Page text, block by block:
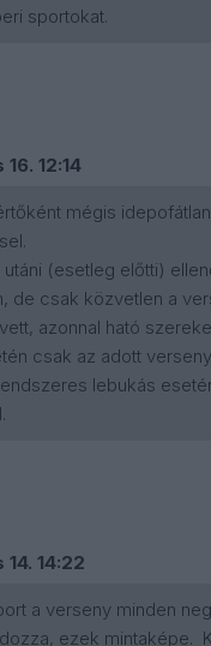
sportokat.
12:14
mégis
(esetleg előtti)
de csak közvetlen a
azonnal ható
csak az adott
lebukás
14:22
a verseny minden
ezek mintaképe.